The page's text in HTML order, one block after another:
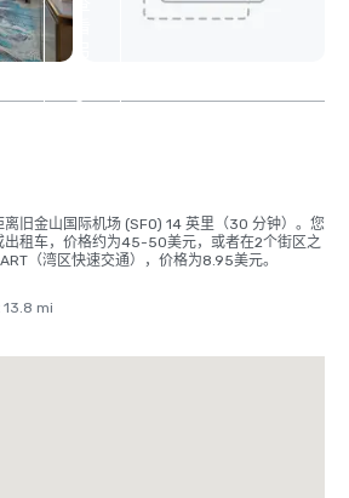
5
旧金山国际机场 (SFO) 14 英里（30 分钟）。您
出租车，价格约为45-50美元，或者在2个街区之
（湾区快速交通），价格为8.95美元。
mi